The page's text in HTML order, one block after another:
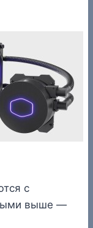
с
выше —